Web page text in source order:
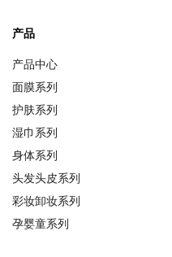
产品
产品中心
面膜系列
护肤系列
湿巾系列
身体系列
头发头皮系列
彩妆卸妆系列
孕婴童系列